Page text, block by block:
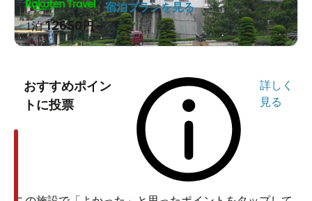
1泊12650 円～
宿泊プランを見る
おすすめポイン
トに投票
詳しく
見る